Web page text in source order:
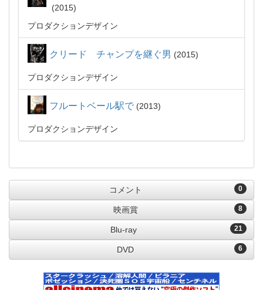
2015
プロダクションデザイン
クリード チャンプを継ぐ男 2015
プロダクションデザイン
フルートベール駅で 2013
プロダクションデザイン
0
コメント
8
映画賞
21
Blu-ray
6
DVD